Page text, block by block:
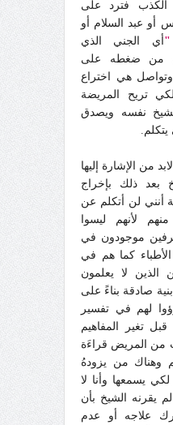
الكذب فترد على
أو عبد السلام أو
" أي الجني الذي
من ضغطه على
وتواصل هي اختراع
تريح المريضة
نفسه ويصدق
يتكلم.
من الإشارة إليها
بعد ذلك بإخراج
أنني لن أتكلم عن
لأنهم ليسوا
موجودون في
كما هم في
الذين لا يعلمون
صادقة بناءً على
لهم في تفسير
قبل تغير المفاهيم
من المريض قراءَة
وهناك من يزودهُ
يسمعها وأنا لا
يقرنه الشيخ بأن
علاجه أو عدم